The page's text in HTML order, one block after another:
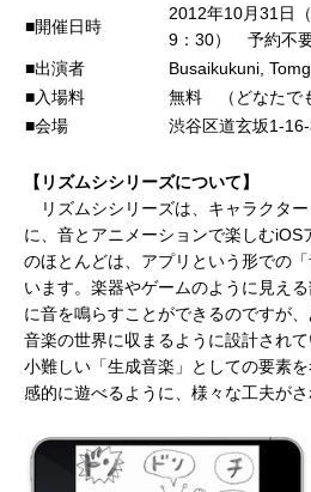
■開催日時
2012年10月31日
9：30） 予約不
■出演者
Busaikukuni,
■入場料
無料 （どなたで
■会場
渋谷区道玄坂1-
【リズムシシリーズについて】
リズムシシリーズは、キャラクタ
に、音とアニメーションで楽しむiOS
のほとんどは、アプリという形での
います。楽器やゲームのように見え
に音を鳴らすことができるのですが
音楽の世界に収まるように設計され
小難しい「生成音楽」としての要素
感的に遊べるように、様々な工夫がさ